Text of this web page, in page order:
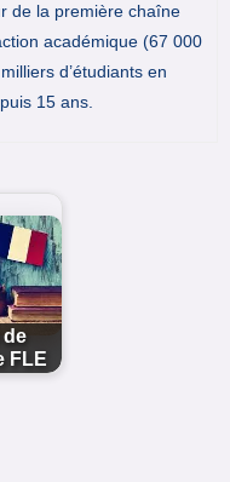
de la première chaîne
académique (67 000
d’étudiants en
15 ans.
de
FLE